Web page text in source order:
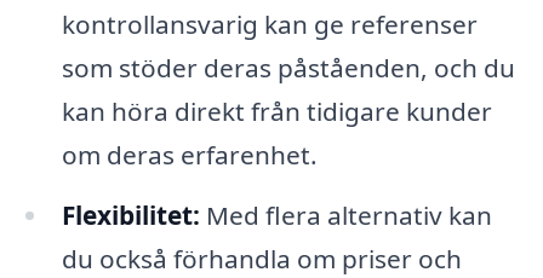
kontrollansvarig kan ge referenser
som stöder deras påståenden, och du
kan höra direkt från tidigare kunder
om deras erfarenhet.
Flexibilitet: Med flera alternativ kan
du också förhandla om priser och